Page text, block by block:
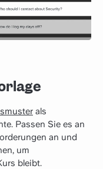
als
Passen Sie es an
an und
um
bleibt.